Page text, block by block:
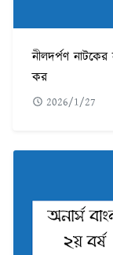
নীলদর্পণ
কর
2026/1/27